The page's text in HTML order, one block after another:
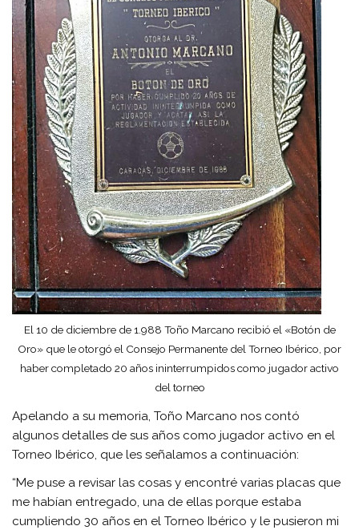
El 10 de diciembre de 1.988 Toño Marcano recibió el «Botón de
Oro» que le otorgó el Consejo Permanente del Torneo Ibérico, por
haber completado 20 años ininterrumpidos como jugador activo
del torneo
Apelando a su memoria, Toño Marcano nos contó
algunos detalles de sus años como jugador activo en el
Torneo Ibérico, que les señalamos a continuación:
“Me puse a revisar las cosas y encontré varias placas que
me habían entregado, una de ellas porque estaba
cumpliendo 30 años en el Torneo Ibérico y le pusieron mi